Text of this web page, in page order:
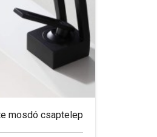
mosdó csaptelep